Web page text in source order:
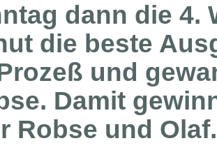
dann die 4.
die beste
und
Damit
Robse und Olaf.